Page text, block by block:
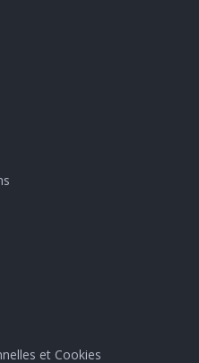
et Cookies